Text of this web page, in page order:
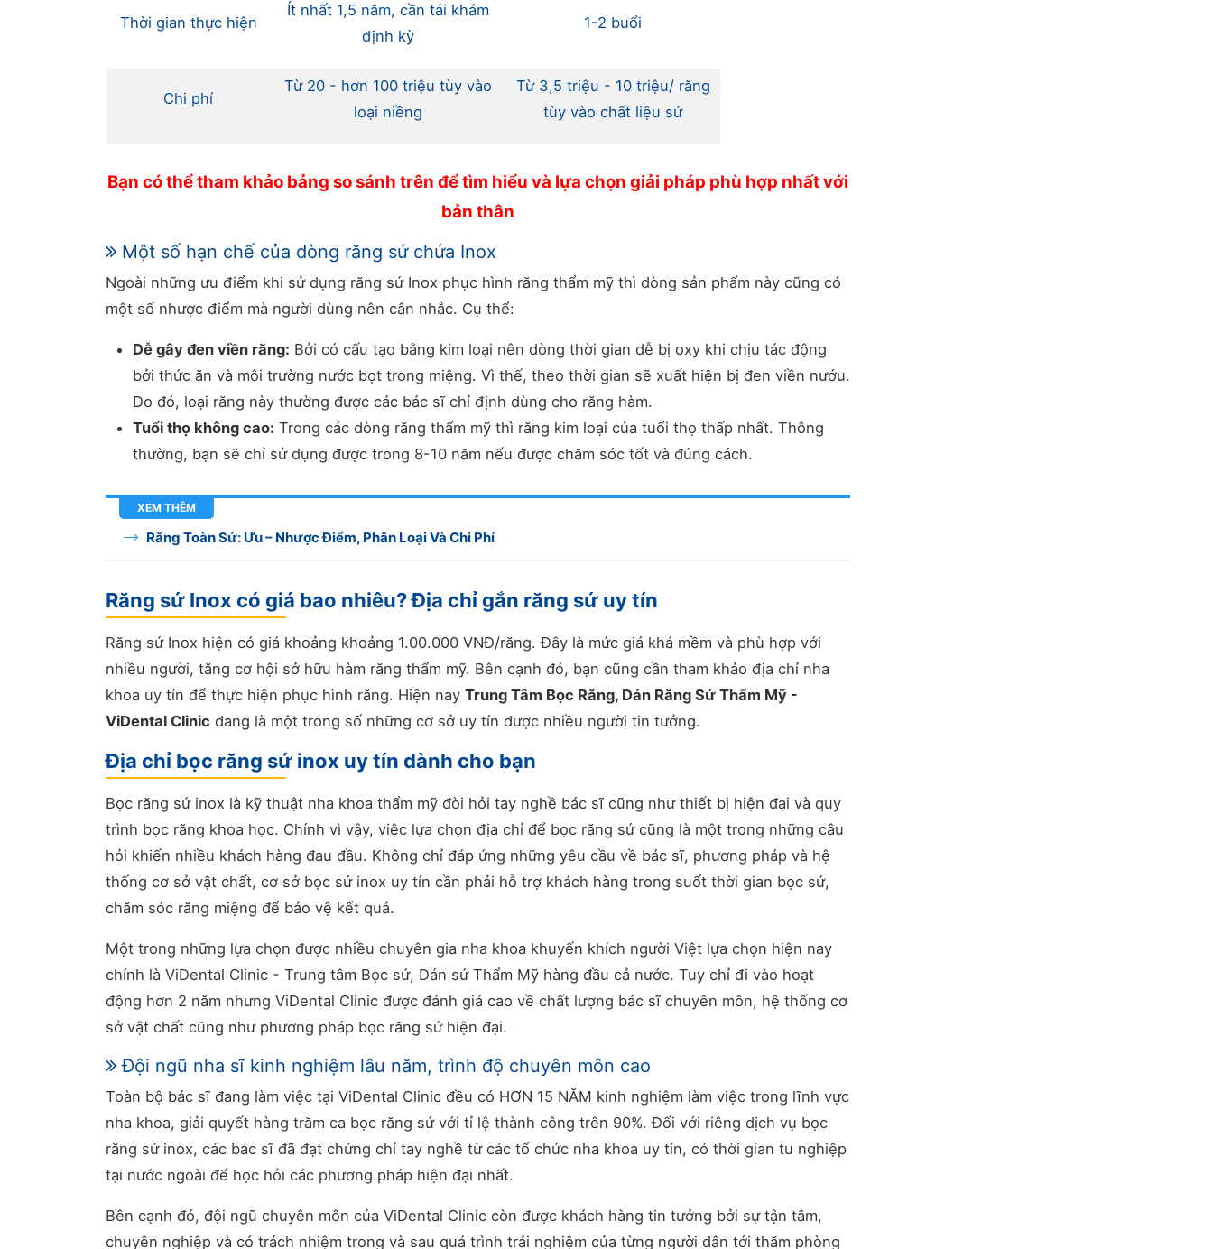
Thời gian thực hiện
Ít nhất 1,5 năm, cần tái khám
định kỳ
1-2 buổi
Chi phí
Từ 20 - hơn 100 triệu tùy vào
loại niềng
Từ 3,5 triệu - 10 triệu/ răng
tùy vào chất liệu sứ
Bạn có thể tham khảo bảng so sánh trên để tìm hiểu và lựa chọn giải pháp phù hợp nhất với
bản thân
Một số hạn chế của dòng răng sứ chứa Inox
Ngoài những ưu điểm khi sử dụng răng sứ Inox phục hình răng thẩm mỹ thì dòng sản phẩm này cũng có
một số nhược điểm mà người dùng nên cân nhắc. Cụ thể:
Dễ gây đen viền răng: Bởi có cấu tạo bằng kim loại nên dòng thời gian dễ bị oxy khi chịu tác động
bởi thức ăn và môi trường nước bọt trong miệng. Vì thế, theo thời gian sẽ xuất hiện bị đen viền nướu.
Do đó, loại răng này thường được các bác sĩ chỉ định dùng cho răng hàm.
Tuổi thọ không cao: Trong các dòng răng thẩm mỹ thì răng kim loại của tuổi thọ thấp nhất. Thông
thường, bạn sẽ chỉ sử dụng được trong 8-10 năm nếu được chăm sóc tốt và đúng cách.
XEM THÊM
Răng Toàn Sứ: Ưu – Nhược Điểm, Phân Loại Và Chi Phí
Răng sứ Inox có giá bao nhiêu? Địa chỉ gắn răng sứ uy tín
Răng sứ Inox hiện có giá khoảng khoảng 1.00.000 VNĐ/răng. Đây là mức giá khá mềm và phù hợp với
nhiều người, tăng cơ hội sở hữu hàm răng thẩm mỹ. Bên cạnh đó, bạn cũng cần tham khảo địa chỉ nha
khoa uy tín để thực hiện phục hình răng. Hiện nay Trung Tâm Bọc Răng, Dán Răng Sứ Thẩm Mỹ -
ViDental Clinic đang là một trong số những cơ sở uy tín được nhiều người tin tưởng.
Địa chỉ bọc răng sứ inox uy tín dành cho bạn
Bọc răng sứ inox là kỹ thuật nha khoa thẩm mỹ đòi hỏi tay nghề bác sĩ cũng như thiết bị hiện đại và quy
trình bọc răng khoa học. Chính vì vậy, việc lựa chọn địa chỉ để bọc răng sứ cũng là một trong những câu
hỏi khiến nhiều khách hàng đau đầu. Không chỉ đáp ứng những yêu cầu về bác sĩ, phương pháp và hệ
thống cơ sở vật chất, cơ sở bọc sứ inox uy tín cần phải hỗ trợ khách hàng trong suốt thời gian bọc sứ,
chăm sóc răng miệng để bảo vệ kết quả.
Một trong những lựa chọn được nhiều chuyên gia nha khoa khuyến khích người Việt lựa chọn hiện nay
chính là ViDental Clinic - Trung tâm Bọc sứ, Dán sứ Thẩm Mỹ hàng đầu cả nước. Tuy chỉ đi vào hoạt
động hơn 2 năm nhưng ViDental Clinic được đánh giá cao về chất lượng bác sĩ chuyên môn, hệ thống cơ
sở vật chất cũng như phương pháp bọc răng sứ hiện đại.
Đội ngũ nha sĩ kinh nghiệm lâu năm, trình độ chuyên môn cao
Toàn bộ bác sĩ đang làm việc tại ViDental Clinic đều có HƠN 15 NĂM kinh nghiệm làm việc trong lĩnh vực
nha khoa, giải quyết hàng trăm ca bọc răng sứ với tỉ lệ thành công trên 90%. Đối với riêng dịch vụ bọc
răng sứ inox, các bác sĩ đã đạt chứng chỉ tay nghề từ các tổ chức nha khoa uy tín, có thời gian tu nghiệp
tại nước ngoài để học hỏi các phương pháp hiện đại nhất.
Bên cạnh đó, đội ngũ chuyên môn của ViDental Clinic còn được khách hàng tin tưởng bởi sự tận tâm,
chuyên nghiệp và có trách nhiệm trong và sau quá trình trải nghiệm của từng người dân tới thăm phòng